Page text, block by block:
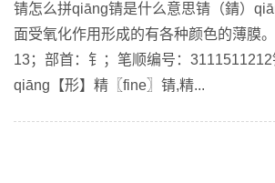
锖怎么拼qiāng锖是什么意思锖（錆）
面受氧化作用形成的有各种颜色的薄膜
13；部首：钅；笔顺编号：
qiāng【形】精〖fine〗锖,精...